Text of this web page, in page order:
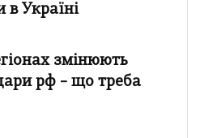
в Україні
змінюють
рф – що треба